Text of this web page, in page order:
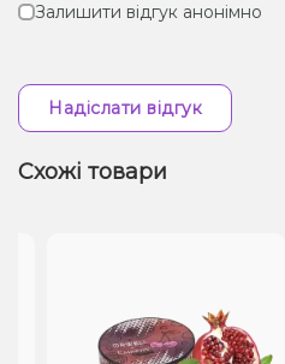
Залишити відгук анонімно
Надіслати відгук
Схожі товари